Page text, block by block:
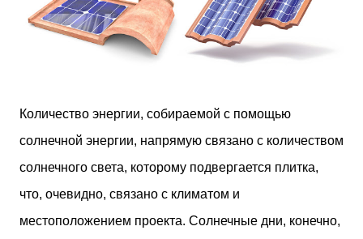
Количество энергии, собираемой с помощью
солнечной энергии, напрямую связано с количеством
солнечного света, которому подвергается плитка,
что, очевидно, связано с климатом и
местоположением проекта. Солнечные дни, конечно,